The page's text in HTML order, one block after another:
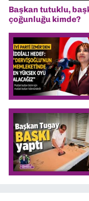
Başkan tutuklu,
çoğunluğu kimde?